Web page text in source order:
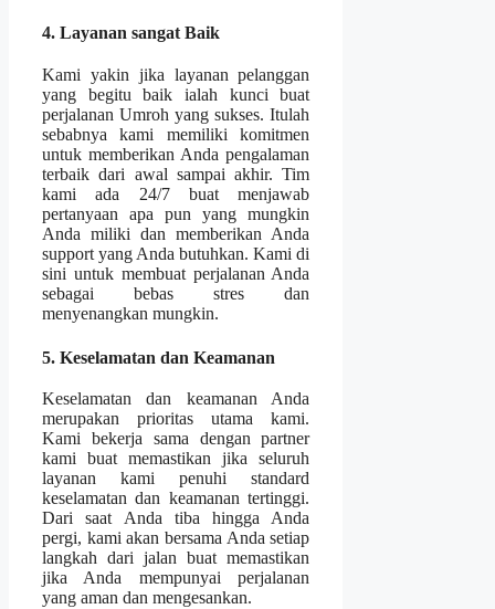
4. Layanan sangat Baik
Kami yakin jika layanan pelanggan
yang begitu baik ialah kunci buat
perjalanan Umroh yang sukses. Itulah
sebabnya kami memiliki komitmen
untuk memberikan Anda pengalaman
terbaik dari awal sampai akhir. Tim
kami ada 24/7 buat menjawab
pertanyaan apa pun yang mungkin
Anda miliki dan memberikan Anda
support yang Anda butuhkan. Kami di
sini untuk membuat perjalanan Anda
sebagai bebas stres dan
menyenangkan mungkin.
5. Keselamatan dan Keamanan
Keselamatan dan keamanan Anda
merupakan prioritas utama kami.
Kami bekerja sama dengan partner
kami buat memastikan jika seluruh
layanan kami penuhi standard
keselamatan dan keamanan tertinggi.
Dari saat Anda tiba hingga Anda
pergi, kami akan bersama Anda setiap
langkah dari jalan buat memastikan
jika Anda mempunyai perjalanan
yang aman dan mengesankan.